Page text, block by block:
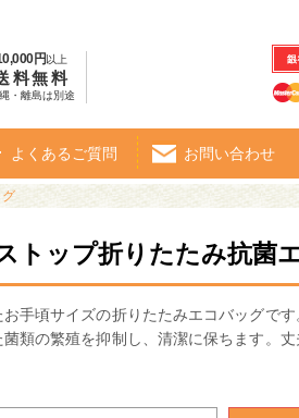
円 以上
料無料
・離島は別途
よくあるご質問 お問い合わせ
ップ折りたたみ抗菌
手頃サイズの折りたたみエコバッグで
類の繁殖を抑制し、清潔に保ちます。